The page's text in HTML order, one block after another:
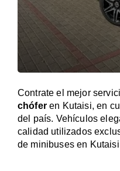
Contrate el mejor
chóferen Kutaisi, en
del país. Vehículos
calidad utilizados
de minibuses en